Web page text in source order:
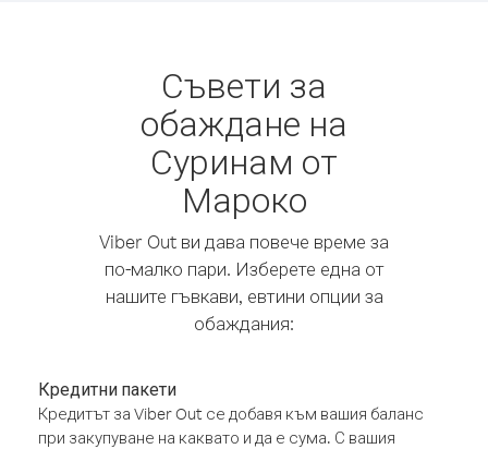
Съвети за
обаждане на
Суринам от
Мароко
Viber Out ви дава повече време за
по-малко пари. Изберете една от
нашите гъвкави, евтини опции за
обаждания:
Кредитни пакети
Кредитът за Viber Out се добавя към вашия баланс
при закупуване на каквато и да е сума. С вашия